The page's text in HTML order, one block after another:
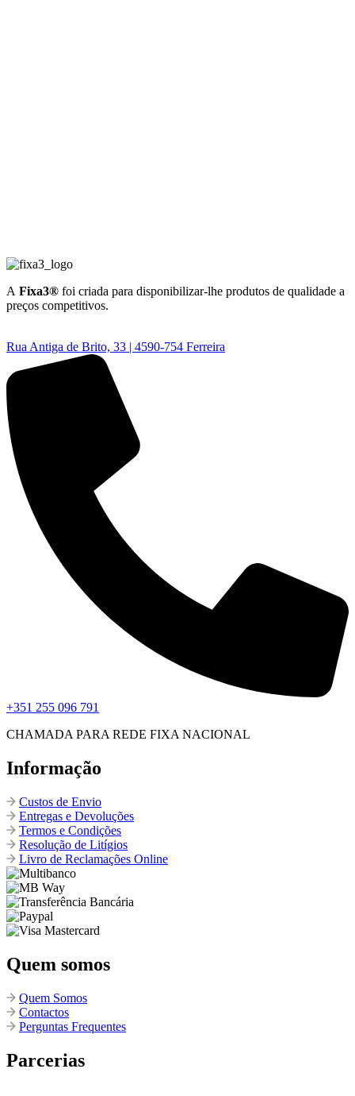
A Fixa3® foi criada para disponibilizar-lhe produtos de qualidade a
preços competitivos.
Rua Antiga de Brito, 33 | 4590-754 Ferreira
+351 255 096 791
CHAMADA PARA REDE FIXA NACIONAL
Informação
Custos de Envio
Entregas e Devoluções
Termos e Condições
Resolução de Litígios
Livro de Reclamações Online
Quem somos
Quem Somos
Contactos
Perguntas Frequentes
Parcerias